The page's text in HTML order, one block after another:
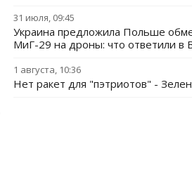
31 июля, 09:45
Украина предложила Польше
МиГ-29 на дроны: что ответили в
1 августа, 10:36
Нет ракет для "пэтриотов" -